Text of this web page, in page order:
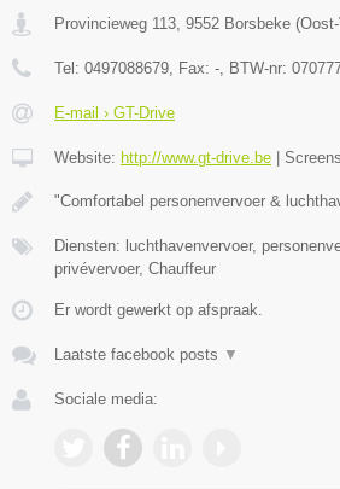
Provincieweg 113 9552 Borsbeke (
Tel: 0497088679 , Fax: - , BTW-nr:
E-mail › GT-Drive
Website: http://www.gt-drive.be |
"Comfortabel personenvervoer &
Diensten: luchthavenvervoer,
privévervoer, Chauffeur
Er wordt gewerkt op afspraak.
Laatste facebook posts ▼
Sociale media: